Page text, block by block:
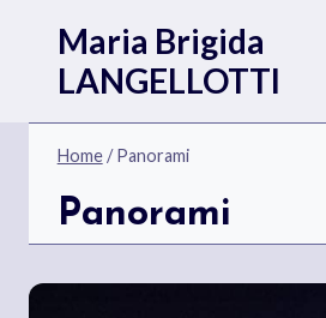
contenuto
Maria Brigida
LANGELLOTTI
Home/ Panorami
Panorami